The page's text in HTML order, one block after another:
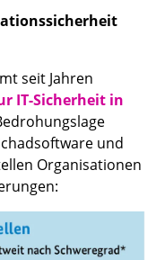
seit Jahren
IT-Sicherheit in
und
Organisationen